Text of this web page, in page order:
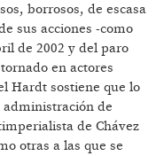
borrosos, de escasa
sus acciones -como
de 2002 y del paro
en actores
Hardt sostiene que lo
administración de
de Chávez
otras a las que se